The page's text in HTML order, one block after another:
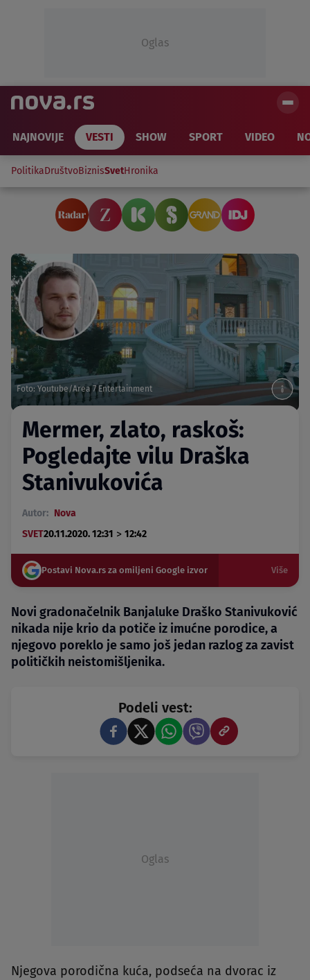
Oglas
NAJNOVIJE VESTI SHOW SPORT VIDEO
PolitikaDruštvoBiznisSvetHronika
Foto: Youtube/Area 7 Entertainment
Mermer, zlato, raskoš:
Pogledajte vilu Draška
Stanivukovića
Autor: Nova
SVET20.11.2020. 12:31 > 12:42
Postavi Nova.rs za omiljeni Google izvor Više
Novi gradonačelnik Banjaluke Draško Stanivuković
nikada nije krio da potiče iz imućne porodice, a
njegovo poreklo je samo još jedan razlog za zavist
političkih neistomišljenika.
Podeli vest:
Oglas
Njegova porodična kuća, podseća na dvorac iz